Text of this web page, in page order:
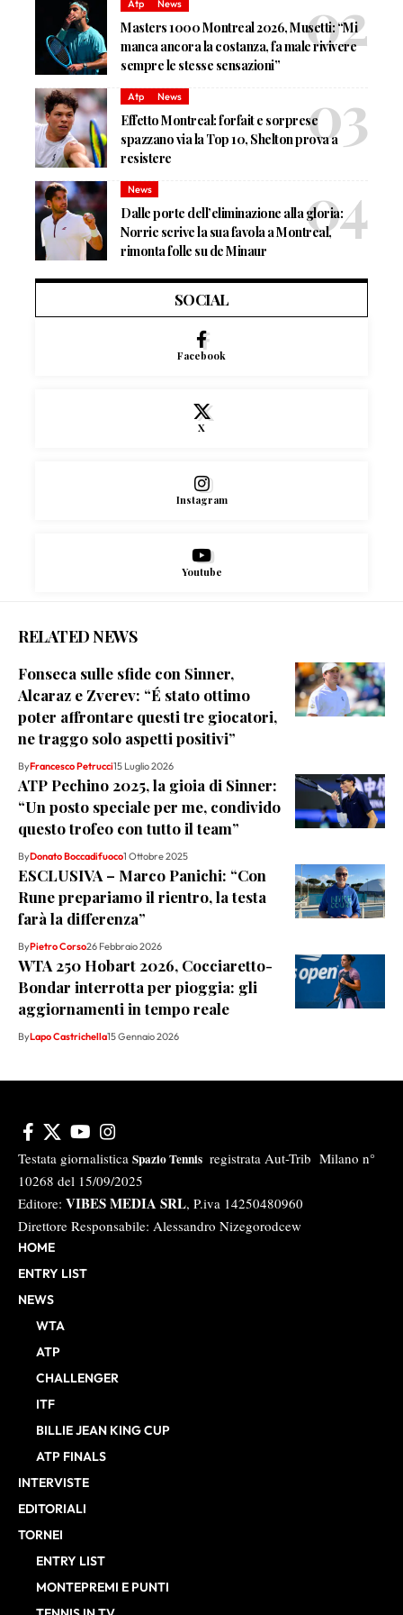
Atp News
Masters 1000 Montreal 2026, Musetti: “Mi
manca ancora la costanza, fa male rivivere
sempre le stesse sensazioni”
Atp News
Effetto Montreal: forfait e sorprese
spazzano via la Top 10, Shelton prova a
resistere
News
Dalle porte dell’eliminazione alla gloria:
Norrie scrive la sua favola a Montreal,
rimonta folle su de Minaur
SOCIAL
Facebook
X
Instagram
Youtube
RELATED NEWS
Fonseca sulle sfide con Sinner,
Alcaraz e Zverev: “É stato ottimo
poter affrontare questi tre giocatori,
ne traggo solo aspetti positivi”
ByFrancesco Petrucci15 Luglio 2026
ATP Pechino 2025, la gioia di Sinner:
“Un posto speciale per me, condivido
questo trofeo con tutto il team”
ByDonato Boccadifuoco1 Ottobre 2025
ESCLUSIVA – Marco Panichi: “Con
Rune prepariamo il rientro, la testa
farà la differenza”
ByPietro Corso26 Febbraio 2026
WTA 250 Hobart 2026, Cocciaretto-
Bondar interrotta per pioggia: gli
aggiornamenti in tempo reale
ByLapo Castrichella15 Gennaio 2026
Testata giornalistica Spazio Tennis registrata Aut-Trib Milano n°
10268 del 15/09/2025
Editore: VIBES MEDIA SRL, P.iva 14250480960
Direttore Responsabile: Alessandro Nizegorodcew
HOME
ENTRY LIST
NEWS
WTA
ATP
CHALLENGER
ITF
BILLIE JEAN KING CUP
ATP FINALS
INTERVISTE
EDITORIALI
TORNEI
ENTRY LIST
MONTEPREMI E PUNTI